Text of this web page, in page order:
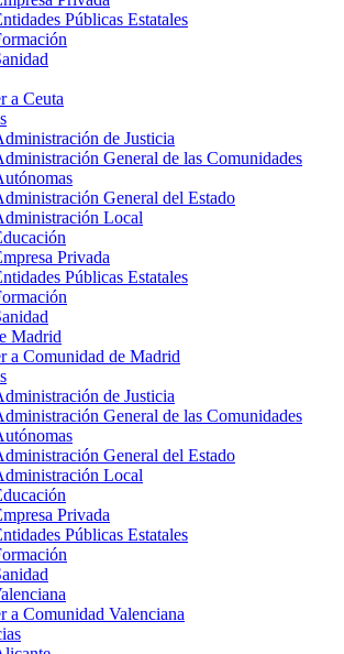
Públicas Estatales
a Ceuta
de Justicia
General de las Comunidades
General del Estado
Local
Privada
Públicas Estatales
Madrid
a Comunidad de Madrid
de Justicia
General de las Comunidades
General del Estado
Local
Privada
Públicas Estatales
a Comunidad Valenciana